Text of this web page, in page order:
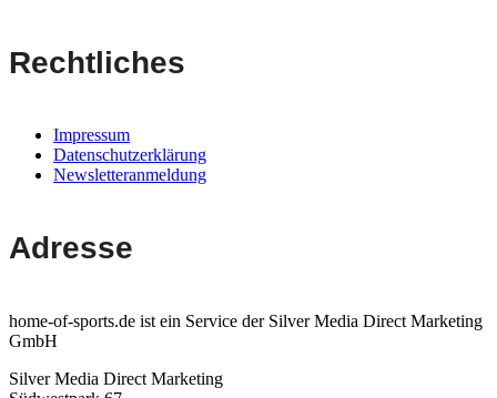
Rechtliches
Impressum
Datenschutzerklärung
Newsletteranmeldung
Adresse
home-of-sports.de ist ein Service der Silver Media Direct Marketing
GmbH
Silver Media Direct Marketing